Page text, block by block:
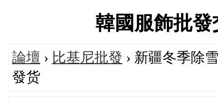
韓國服飾批
論壇 › 比基尼批發 › 新疆冬季除
發货